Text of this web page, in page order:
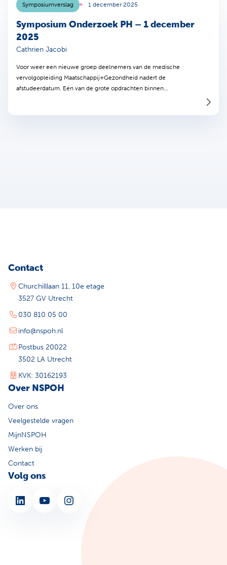
Symposium Onderzoek PH – 1 december
2025
Cathrien Jacobi
Symposiumverslag 1 december 2025
Voor weer een nieuwe groep deelnemers van de medische
vervolgopleiding Maatschappij+Gezondheid nadert de
afstudeerdatum. Eén van de grote opdrachten binnen...
Contact
Churchilllaan 11, 10e etage
3527 GV Utrecht
030 810 05 00
info@nspoh.nl
Postbus 20022
3502 LA Utrecht
KVK: 30162193
Over NSPOH
Over ons
Veelgestelde vragen
MijnNSPOH
Werken bij
Contact
Volg ons
LinkedIn YouTube Instagram